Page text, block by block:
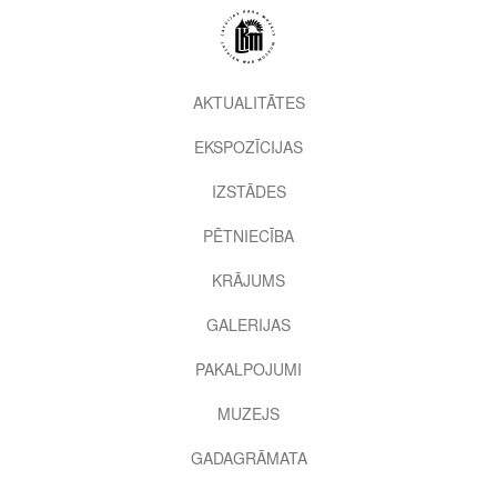
2nd
level
AKTUALITĀTES
EKSPOZĪCIJAS
IZSTĀDES
PĒTNIECĪBA
KRĀJUMS
GALERIJAS
PAKALPOJUMI
MUZEJS
GADAGRĀMATA